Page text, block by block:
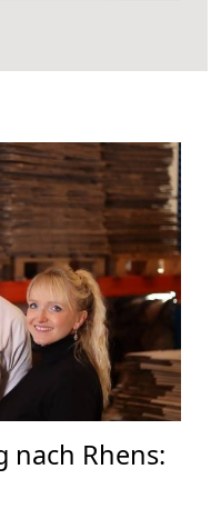
nach Rhens: